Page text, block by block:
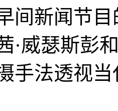
间新闻节
·威瑟斯彭
手法透视